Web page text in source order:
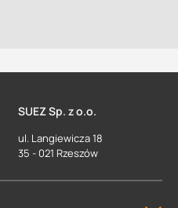
do papy i innych
się na warstwie
się kominki dopasowane
pokryciowego.
szczelne połączenie
z powierzchnią dachu – każda
się potencjalnym źródłem
przez dach płaski.
SUEZ Sp. z o.o.
ul. Langiewicza 18
35 - 021 Rzeszów